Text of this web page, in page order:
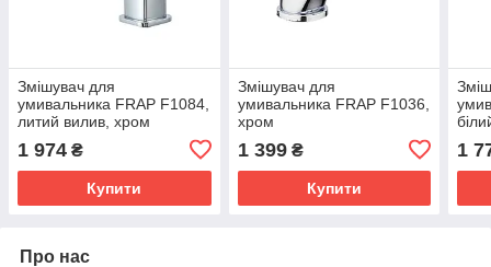
Змішувач для
умивальника FRAP F1084,
литий вилив, хром
1 974 ₴
Купити
Змішувач для
умивальника FRAP F1036,
хром
1 399₴
Купити
1
Про нас